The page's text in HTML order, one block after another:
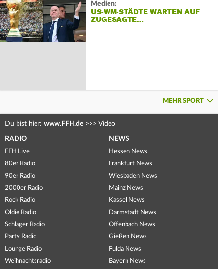
Medien:
US-WM-STÄDTE WARTEN AUF
ZUGESAGTE…
MEHR SPORT
Du bist hier: www.FFH.de >>> Video
RADIO
FFH Live
80er Radio
90er Radio
2000er Radio
Rock Radio
Oldie Radio
Schlager Radio
Party Radio
Lounge Radio
Weihnachtsradio
NEWS
Hessen News
Frankfurt News
Wiesbaden News
Mainz News
Kassel News
Darmstadt News
Offenbach News
Gießen News
Fulda News
Bayern News